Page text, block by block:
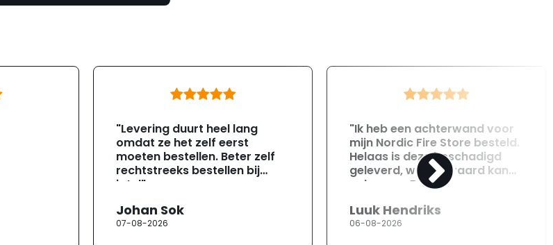
"Levering duurt heel lang
omdat ze het zelf eerst
moeten bestellen. Beter zelf
rechtstreeks bestellen bij
jotul"
Johan Sok
07-08-2026
"Ik heb een achterwand voor
mijn Nordic Fire Store besteld.
Helaas is deze beschadigd
geleverd, wat uiteraard kan
gebeuren. Direct na
opgenomen met de
klantenservice. Helaas
Luuk Hendriks
06-08-2026